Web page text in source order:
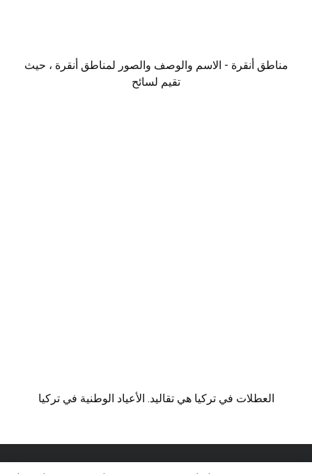
مناطق أنقرة - الاسم والوصف والصور لمناطق أنقرة ، حيث
تقيم لسائح
العطلات في تركيا هي تقاليد. الأعياد الوطنية في تركيا